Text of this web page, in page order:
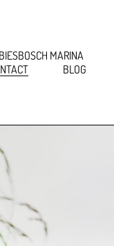
BIESBOSCH MARINA
BLOG